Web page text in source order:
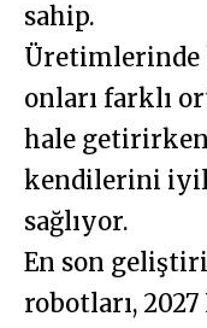
sahip.
Üretimlerinde
onları farklı
hale
kendilerini
sağlıyor.
En son
robotları, 2027